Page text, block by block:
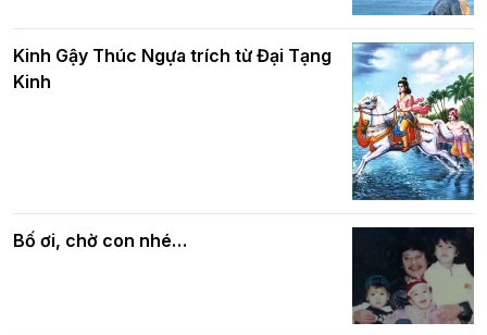
Hà Nội: Gần 40 xe hoa rực rỡ diễu hành
kính mừng Đại lễ Phật đản PL.2570 –
DL.2026
nhân mùa Phật đản PL.2570
Phật giáo chính tín Phần 8: Hiếu đạo
và bình đẳng trong Phật giáo
Phật giáo chính tín Phần 7: Luật nhân
quả
Kinh Gậy Thúc Ngựa trích từ Đại Tạng
Kinh
Bố ơi, chờ con nhé…